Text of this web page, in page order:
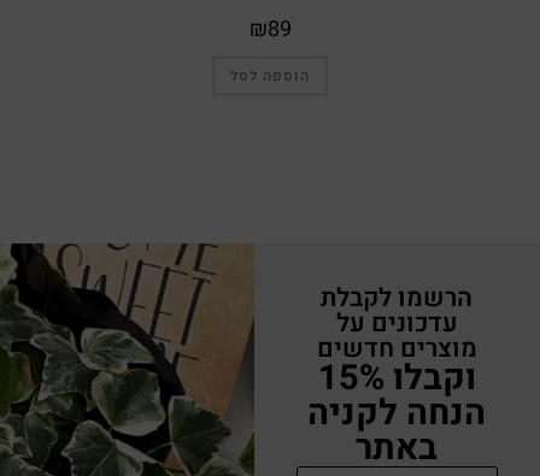
₪89
הוספה לסל
הרשמו לקבלת
עדכונים על
מוצרים חדשים
וקבלו 15%
הנחה לקניה
באתר